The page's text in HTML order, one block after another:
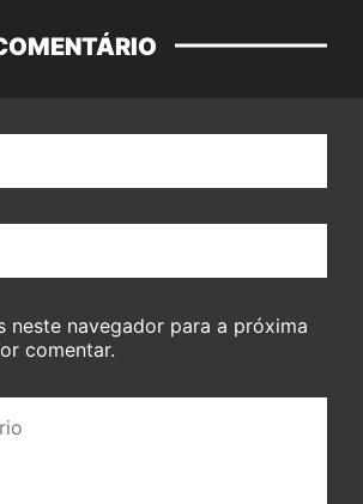
neste navegador para a próxima
comentar.